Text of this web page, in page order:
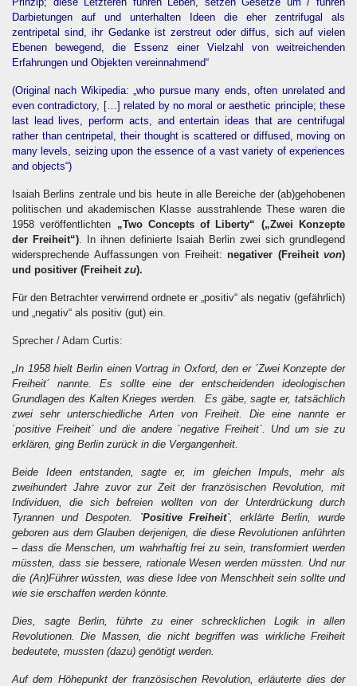
Darbietungen auf und unterhalten Ideen die eher zentrifugal als
zentripetal sind, ihr Gedanke ist zerstreut oder diffus, sich auf vielen
Ebenen bewegend, die Essenz einer Vielzahl von weitreichenden
Erfahrungen und Objekten vereinnahmend“
(Original nach Wikipedia: „who pursue many ends, often unrelated and
even contradictory, […] related by no moral or aesthetic principle; these
last lead lives, perform acts, and entertain ideas that are centrifugal
rather than centripetal, their thought is scattered or diffused, moving on
many levels, seizing upon the essence of a vast variety of experiences
and objects“)
Isaiah Berlins zentrale und bis heute in alle Bereiche der (ab)gehobenen
politischen und akademischen Klasse ausstrahlende These waren die
1958 veröffentlichten „Two Concepts of Liberty“ („Zwei Konzepte
der Freiheit“). In ihnen definierte Isaiah Berlin zwei sich grundlegend
widersprechende Auffassungen von Freiheit: negativer (Freiheitvon)
und positiver (Freiheit zu).
Für den Betrachter verwirrend ordnete er „positiv“ als negativ (gefährlich)
und „negativ“ als positiv (gut) ein.
Sprecher / Adam Curtis:
„In 1958 hielt Berlin einen Vortrag in Oxford, den er ´Zwei Konzepte der
Freiheit´ nannte. Es sollte eine der entscheidenden ideologischen
Grundlagen des Kalten Krieges werden. Es gäbe, sagte er, tatsächlich
zwei sehr unterschiedliche Arten von Freiheit. Die eine nannte er
`positive Freiheit´ und die andere ´negative Freiheit´. Und um sie zu
erklären, ging Berlin zurück in die Vergangenheit.
Beide Ideen entstanden, sagte er, im gleichen Impuls, mehr als
zweihundert Jahre zuvor zur Zeit der französischen Revolution, mit
Individuen, die sich befreien wollten von der Unterdrückung durch
Tyrannen und Despoten.
`Positive Freiheit`, erklärte Berlin, wurde
geboren aus dem Glauben derjenigen, die diese Revolutionen anführten
– dass die Menschen, um wahrhaftig frei zu sein, transformiert werden
müssten, dass sie bessere, rationale Wesen werden müssten. Und nur
die (An)Führer wüssten, was diese Idee von Menschheit sein sollte und
wie sie erschaffen werden könnte.
Dies, sagte Berlin, führte zu einer schrecklichen Logik in allen
Revolutionen. Die Massen, die nicht begriffen was wirkliche Freiheit
bedeutete, mussten (dazu) genötigt werden.
Auf dem Höhepunkt der französischen Revolution, erläuterte dies der